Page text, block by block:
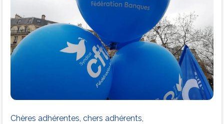
Chères adhérentes, chers adhérents,